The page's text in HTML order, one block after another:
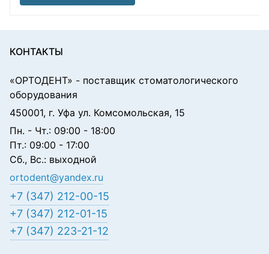
КОНТАКТЫ
«ОРТОДЕНТ» - поставщик стоматологического
оборудования
450001, г. Уфа ул. Комсомольская, 15
Пн. - Чт.: 09:00 - 18:00
Пт.: 09:00 - 17:00
Сб., Вс.: выходной
ortodent@yandex.ru
+7 (347) 212-00-15
+7 (347) 212-01-15
+7 (347) 223-21-12